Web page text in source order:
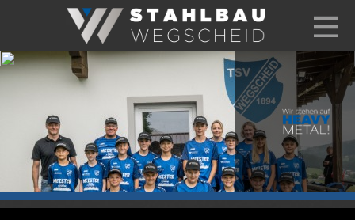
+49 8592 93997-0 info@stahlbau-wegscheid.de